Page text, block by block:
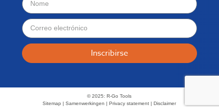
Inscribirse
© 2025: R-Go Tools
Sitemap | Samenwerkingen | Privacy statement | Disclaimer